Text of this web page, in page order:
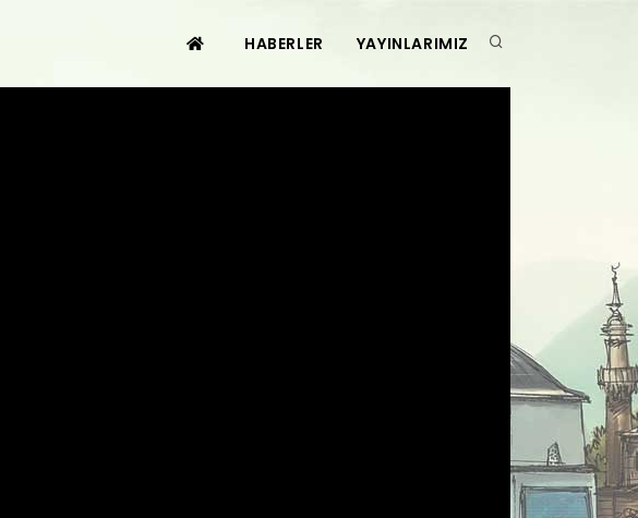
HABERLER YAYINLARIMIZ